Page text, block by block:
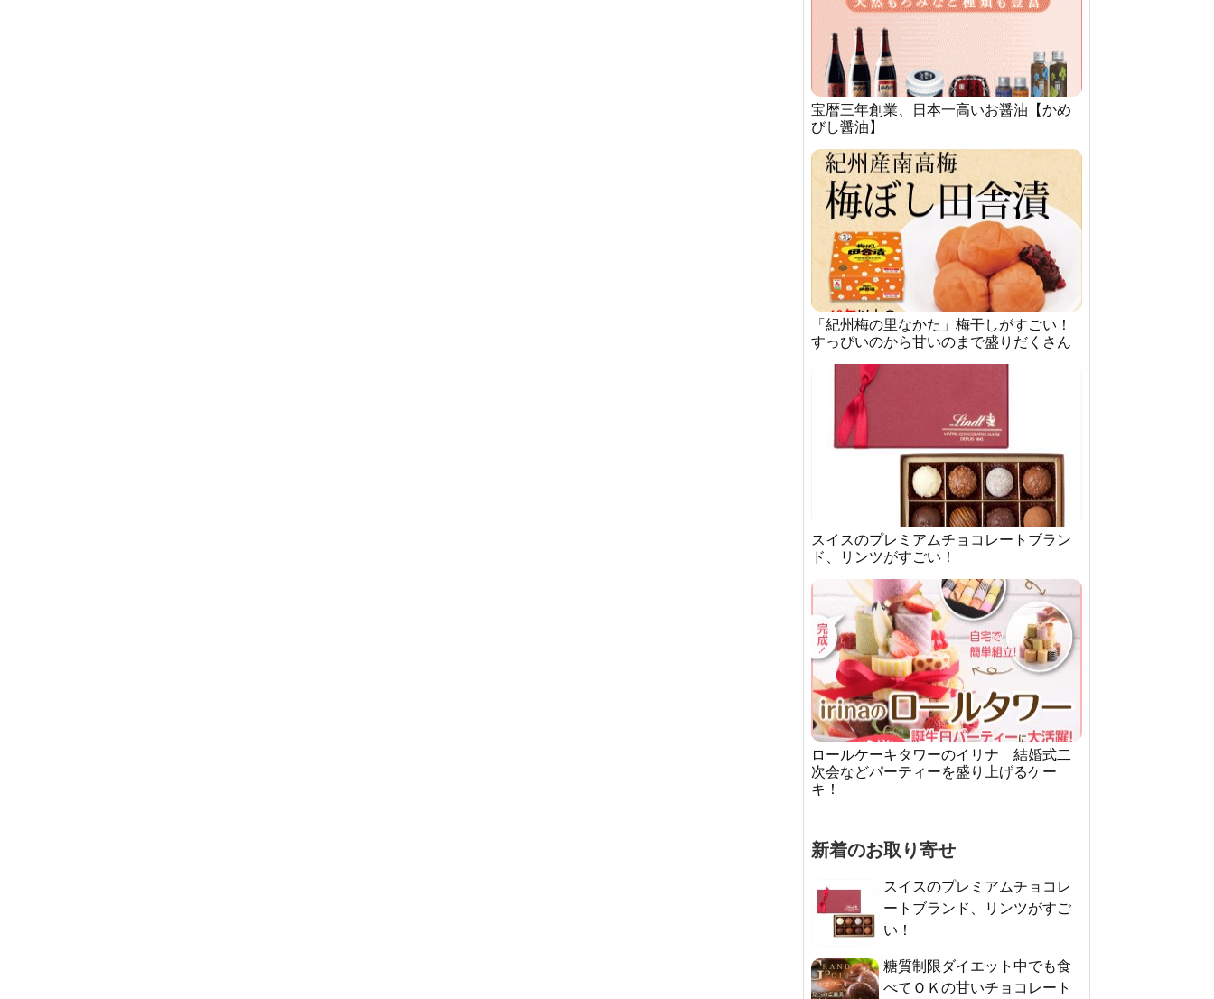
宝暦三年創業、日本一高いお醤油【かめ
びし醤油】
「紀州梅の里なかた」梅干しがすごい！
すっぴいのから甘いのまで盛りだくさん
スイスのプレミアムチョコレートブラン
ド、リンツがすごい！
ロールケーキタワーのイリナ 結婚式二
次会などパーティーを盛り上げるケー
キ！
新着のお取り寄せ
スイスのプレミアムチョコレ
ートブランド、リンツがすご
い！
糖質制限ダイエット中でも食
べてＯＫの甘いチョコレート